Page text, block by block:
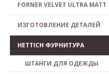
FORNER VELVET ULTRA MATT
ИЗГОТОВЛЕНИЕ ДЕТАЛЕЙ
HETTICH ФУРНИТУРА
ШТАНГИ ДЛЯ ОДЕЖДЫ